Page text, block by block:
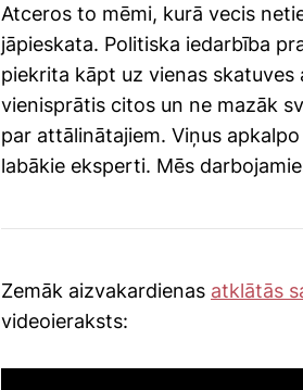
Atceros to mēmi, kurā vecis
jāpieskata. Politiska iedarbība
piekrita kāpt uz vienas
vienisprātis citos un ne mazāk
par attālinātajiem. Viņus
labākie eksperti. Mēs
Zemāk aizvakardienas atklātās
videoieraksts: